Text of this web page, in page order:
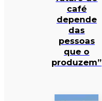
café
depende
das
pessoas
que o
produzem”